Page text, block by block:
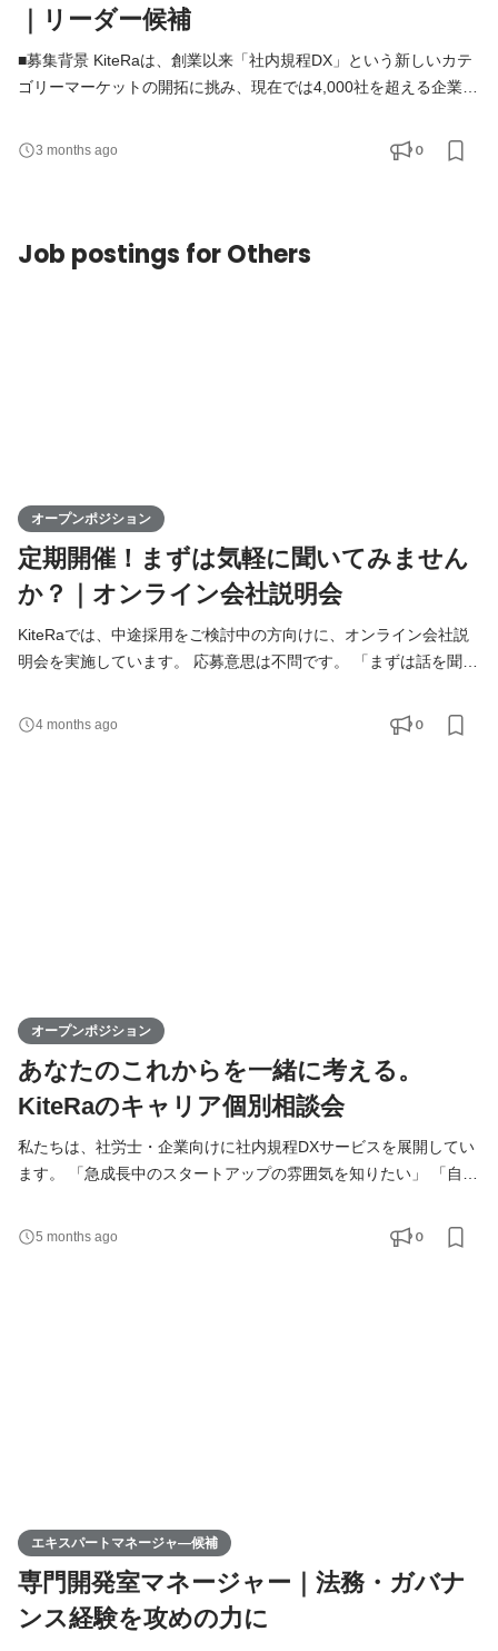
｜リーダー候補
■募集背景 KiteRaは、創業以来「社内規程DX」という新しいカテ
ゴリーマーケットの開拓に挑み、現在では4,000社を超える企業に
を目指す“第二創業期”を迎えています。 次なるビジョンは、ガバ
ナンス領域全体にアプローチする「ガバナンスプラットフォーム
3 months ago 0
Job postings for Others
オープンポジション
定期開催！まずは気軽に聞いてみません
か？｜オンライン会社説明会
KiteRaでは、中途採用をご検討中の方向けに、オンライン会社説
明会を実施しています。 応募意思は不問です。 「まずは話を聞い
加ください。 【 注意事項 】 本説明会は中途採用を対象としてお
ります。 誠に恐縮ながら、新卒採用（学生の方）のエントリーは
4 months ago 0
オープンポジション
あなたのこれからを一緒に考える。
KiteRaのキャリア個別相談会
私たちは、社労士・企業向けに社内規程DXサービスを展開してい
ます。 「急成長中のスタートアップの雰囲気を知りたい」 「自分
「でも、いきなり選考に進むのはまだ心の準備が……」 そんな方
のために、選考の枠ではない「キャリア個別相談会（カジュアル
5 months ago 0
エキスパートマネージャ―候補
専門開発室マネージャー｜法務・ガバナ
ンス経験を攻めの力に